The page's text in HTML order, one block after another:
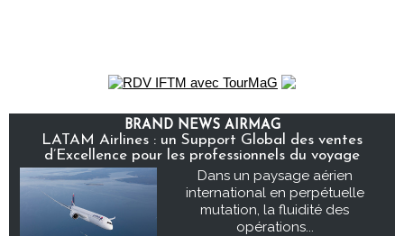
BRAND NEWS AIRMAG
LATAM Airlines : un Support Global des ventes
d’Excellence pour les professionnels du voyage
Dans un paysage aérien
international en perpétuelle
mutation, la fluidité des
opérations...